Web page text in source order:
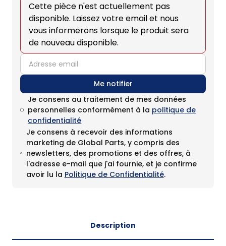
Cette pièce n'est actuellement pas
disponible. Laissez votre email et nous
vous informerons lorsque le produit sera
de nouveau disponible.
email
Me notifier
Je consens au traitement de mes données
personnelles conformément à la politique de
confidentialité
Je consens à recevoir des informations
marketing de Global Parts, y compris des
newsletters, des promotions et des offres, à
l'adresse e-mail que j'ai fournie, et je confirme
avoir lu la Politique de Confidentialité.
Description